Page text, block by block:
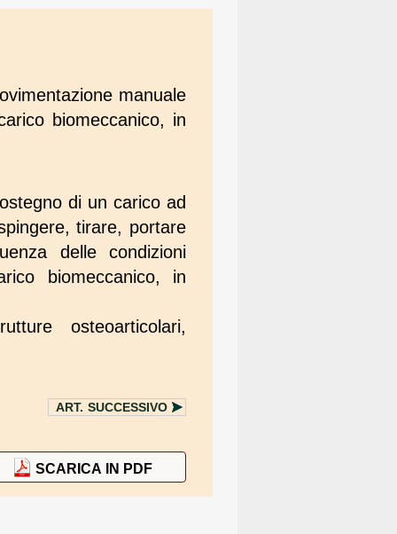
manuale
biomeccanico, in
di un carico ad
tirare, portare
delle condizioni
biomeccanico, in
osteoarticolari,
ART. SUCCESSIVO
SCARICA IN PDF